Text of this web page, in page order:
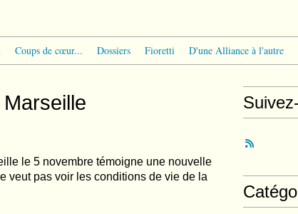
Coups de cœur... Dossiers Fioretti D'une Alliance à l'autre
le 5 novembre témoigne une nouvelle
veut pas voir les conditions de vie de la